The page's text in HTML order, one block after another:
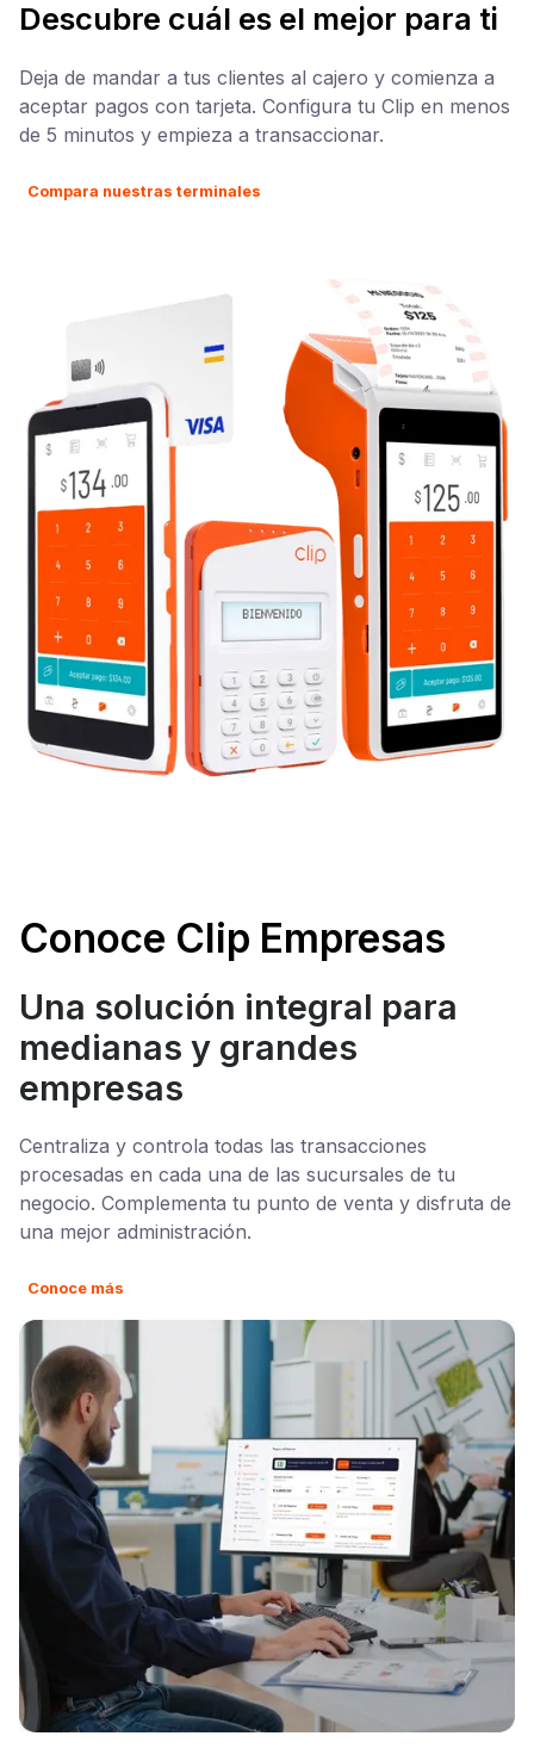
Descubre cuál es el mejor para ti
Deja de mandar a tus clientes al cajero y comienza a
aceptar pagos con tarjeta. Configura tu Clip en menos
de 5 minutos y empieza a transaccionar.
Compara nuestras terminales
Conoce Clip Empresas
Una solución integral para
medianas y grandes
empresas
Centraliza y controla todas las transacciones
procesadas en cada una de las sucursales de tu
negocio. Complementa tu punto de venta y disfruta de
una mejor administración.
Conoce más